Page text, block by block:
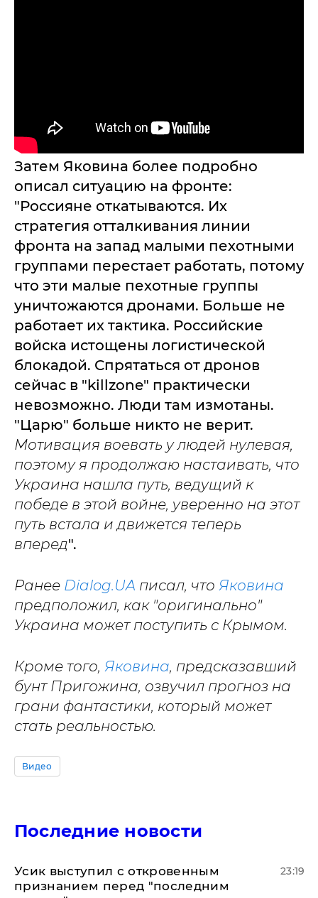
Затем Яковина более подробно
описал ситуацию на фронте:
"Россияне откатываются. Их
стратегия отталкивания линии
фронта на запад малыми пехотными
группами перестает работать, потому
что эти малые пехотные группы
уничтожаются дронами. Больше не
работает их тактика. Российские
войска истощены логистической
блокадой. Спрятаться от дронов
сейчас в "killzone" практически
невозможно. Люди там измотаны.
"Царю" больше никто не верит.
Мотивация воевать у людей нулевая,
поэтому я продолжаю настаивать, что
Украина нашла путь, ведущий к
победе в этой войне, уверенно на этот
путь встала и движется теперь
вперед".
Ранее Dialog.UA писал, что Яковина
предположил, как "оригинально"
Украина может поступить с Крымом.
Кроме того, Яковина, предсказавший
бунт Пригожина, озвучил прогноз на
грани фантастики, который может
стать реальностью.
Видео
Последние новости
Усик выступил с откровенным
признанием перед "последним
23:19